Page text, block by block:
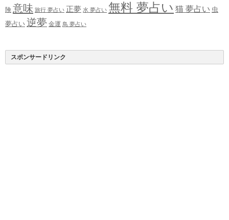
険 意味 旅行 夢占い 正夢 水 夢占い 無料 夢占い 猫 夢占い 虫
夢占い 逆夢 金運 鳥 夢占い
スポンサードリンク